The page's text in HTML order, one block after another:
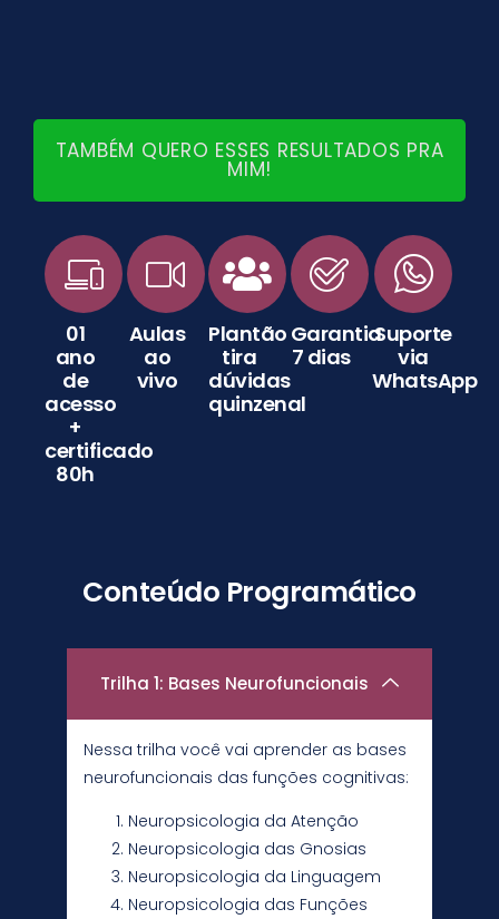
TAMBÉM QUERO ESSES RESULTADOS PRA
MIM!
01
ano
de
acesso
+
certificado
80h
Aulas
ao
vivo
Plantão
tira
dúvidas
quinzenal
Garantia
7 dias
Suporte
via
WhatsApp
Conteúdo Programático
Trilha 1: Bases Neurofuncionais
Nessa trilha você vai aprender as bases
neurofuncionais das funções cognitivas:
Neuropsicologia da Atenção
Neuropsicologia das Gnosias
Neuropsicologia da Linguagem
Neuropsicologia das Funções